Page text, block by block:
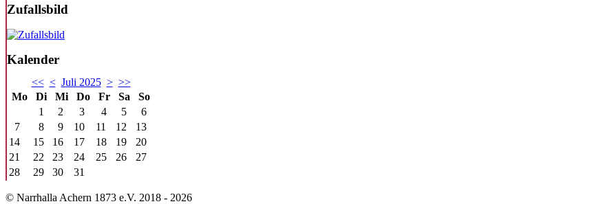
Zufallsbild
Kalender
<< < Juli 2025 > >>
Mo
Di Mi Do Fr Sa
So
1
2 3 4 5
6
7
8 9 10 11 12
13
14
15 16 17 18 19
20
21
22 23 24 25 26
27
28
29 30 31
© Narrhalla Achern 1873 e.V. 2018 - 2026